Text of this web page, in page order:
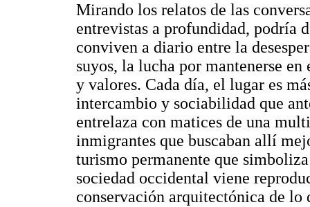
Mirando los relatos de las
entrevistas a profundidad, podría
conviven a diario entre la
suyos, la lucha por mantenerse
y valores. Cada día, el lugar es
intercambio y sociabilidad que
entrelaza con matices de una
inmigrantes que buscaban allí
turismo permanente que
sociedad occidental viene
conservación arquitectónica de